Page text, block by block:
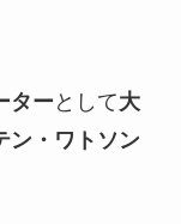
ター として大
ン・ワトソン